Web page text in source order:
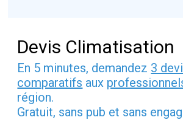
Devis Climatisation
En 5 minutes, demandez 3
comparatifs aux
région.
Gratuit, sans pub et sans